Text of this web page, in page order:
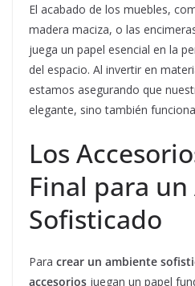
El acabado de los muebles,
madera maciza, o las
juega un papel esencial en la
del espacio. Al invertir en
estamos asegurando que
elegante, sino también
Los
Final para
Sofisticado
Para crear un ambiente
accesorios juegan un papel